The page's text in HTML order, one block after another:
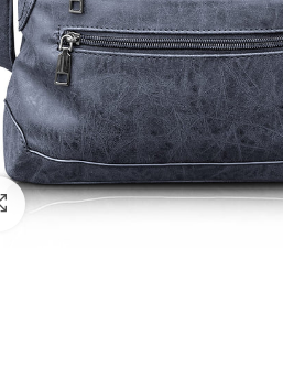
Klik om te vergroten